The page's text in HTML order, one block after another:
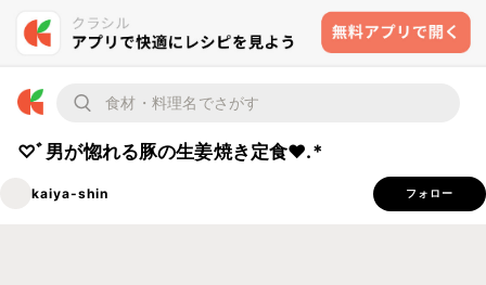
♡ﾞ男が惚れる豚の生姜焼き定食❤︎.*
kaiya-shin フォロー